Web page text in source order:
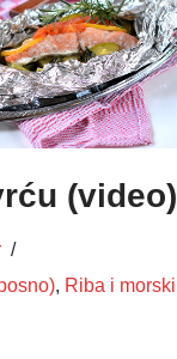
(video)
, Riba i morski